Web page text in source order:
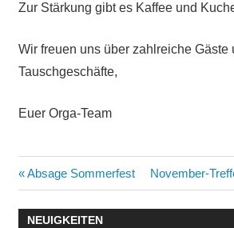
Zur Stärkung gibt es Kaffee und
Wir freuen uns über zahlreiche Gäste
Tauschgeschäfte,
Euer Orga-Team
Beitragsnavigation
Vorheriger
Beitrag:
Absage Sommerfest
Nächster
Beitrag:
November-
NEUIGKEITEN